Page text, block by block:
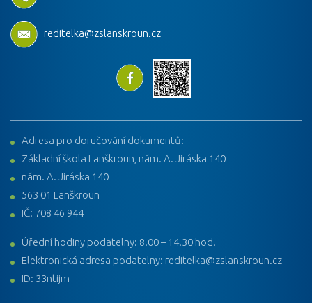
reditelka@zslanskroun.cz
Adresa pro doručování dokumentů:
Základní škola Lanškroun, nám. A. Jiráska 140
nám. A. Jiráska 140
563 01 Lanškroun
IČ: 708 46 944
Úřední hodiny podatelny: 8.00 – 14.30 hod.
Elektronická adresa podatelny: reditelka@zslanskroun.cz
ID: 33ntijm